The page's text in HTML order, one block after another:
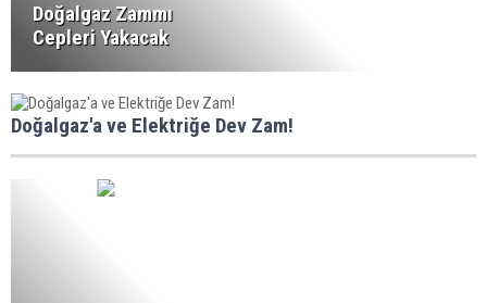
Doğalgaz Zammı
Cepleri Yakacak
Doğalgaz'a ve Elektriğe Dev Zam!